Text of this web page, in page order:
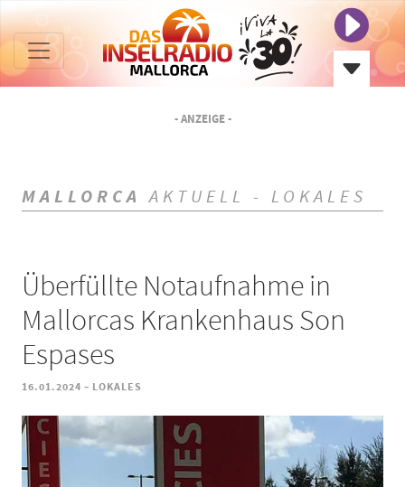
- ANZEIGE -
MALLORCA AKTUELL - LOKALES
Überfüllte Notaufnahme in
Mallorcas Krankenhaus Son
Espases
16.01.2024 - LOKALES